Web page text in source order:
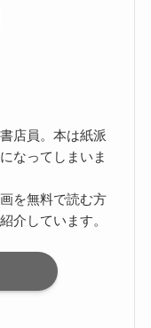
店員。本は紙派
なってしまいま
を無料で読む方
介しています。